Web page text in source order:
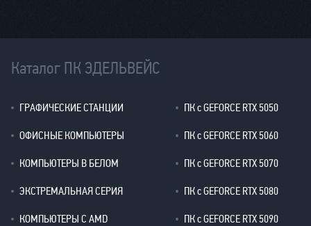
Каталог ПК ЭДЕЛЬВЕЙС
ГРАФИЧЕСКИЕ СТАНЦИИ
ОФИСНЫЕ КОМПЬЮТЕРЫ
КОМПЬЮТЕРЫ В БЕЛОМ
ЭКСТРЕМАЛЬНАЯ СЕРИЯ
КОМПЬЮТЕРЫ С AMD
ПК с GEFORCE RTX 5050
ПК с GEFORCE RTX 5060
ПК с GEFORCE RTX 5070
ПК с GEFORCE RTX 5080
ПК с GEFORCE RTX 5090